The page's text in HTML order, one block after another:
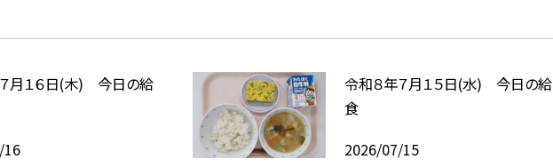
月１６日(木) 今日の給
16
令和８年７月１５日(水) 今日の給
食
2026/07/15